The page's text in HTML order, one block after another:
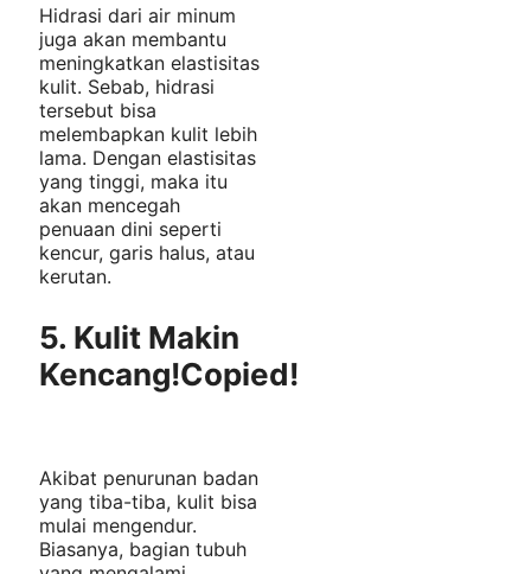
Hidrasi dari air minum
juga akan membantu
meningkatkan elastisitas
kulit. Sebab, hidrasi
tersebut bisa
melembapkan kulit lebih
lama. Dengan elastisitas
yang tinggi, maka itu
akan mencegah
penuaan dini seperti
kencur, garis halus, atau
kerutan.
5. Kulit Makin
Kencang!Copied!
Akibat penurunan badan
yang tiba-tiba, kulit bisa
mulai mengendur.
Biasanya, bagian tubuh